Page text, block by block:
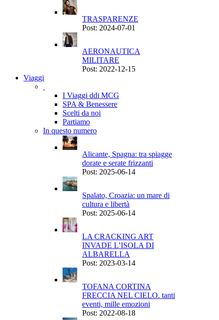
TRASPARENZE
Post: 2024-07-01
AERONAUTICA
MILITARE
Post: 2022-12-15
Viaggi
I Viaggi ddi MCG
SPA & Benessere
Scelti da noi
Partiamo
In questo numero
Alicante, Spagna: tra spiagge
dorate e serate frizzanti
Post: 2025-06-14
Spalato, Croazia: un mare di
cultura e libertà
Post: 2025-06-14
LA CRACKING ART
INVADE L’ISOLA DI
ALBARELLA
Post: 2023-03-14
TOFANA CORTINA
FRECCIA NEL CIELO. tanti
eventi, mille emozioni
Post: 2022-08-18